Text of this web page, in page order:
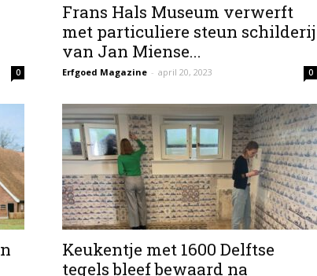
0
Frans Hals Museum verwerft
met particuliere steun schilderij
van Jan Miense...
Erfgoed Magazine - april 20, 2023 0
Keukentje met 1600 Delftse
tegels bleef bewaard na